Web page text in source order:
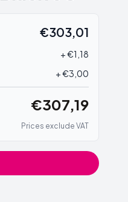
€303,01
+ €1,18
+ €3,00
€307,19
Prices exclude VAT